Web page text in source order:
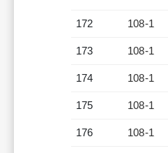
172 108-1
173 108-1
174 108-1
175 108-1
176 108-1